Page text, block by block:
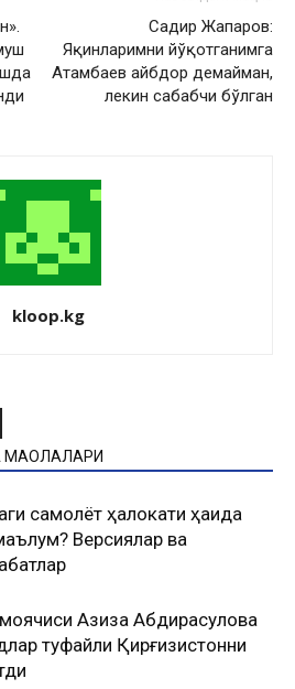
Садир Жапаров:
Яқинларимни йўқотганимга
Атамбаев айбдор демайман,
лекин сабабчи бўлган
kloop.kg
самолёт ҳалокати ҳақида
Версиялар ва
Азиза Абдирасулова
туфайли Қирғизистонни